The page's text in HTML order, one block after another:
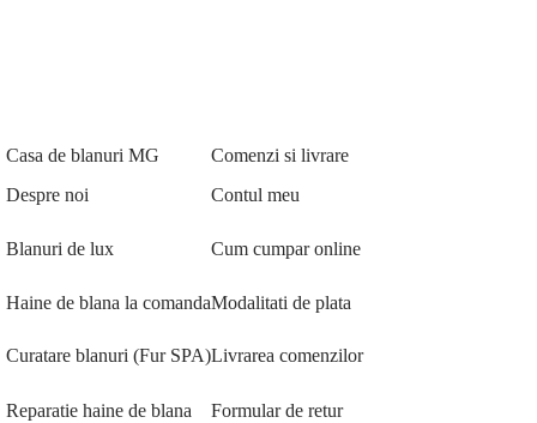
Casa de blanuri MG
Despre noi
Blanuri de lux
Haine de blana la comanda
Curatare blanuri (Fur SPA)
Reparatie haine de blana
Comenzi si livrare
Contul meu
Cum cumpar online
Modalitati de plata
Livrarea comenzilor
Formular de retur